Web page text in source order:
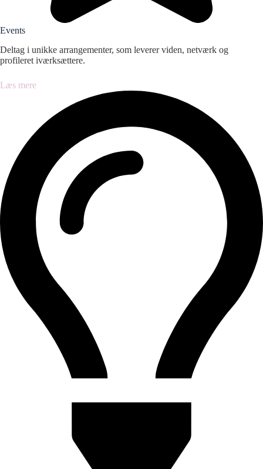
Events
Deltag i unikke arrangementer, som leverer viden, netværk og
profileret iværksættere.
Læs mere